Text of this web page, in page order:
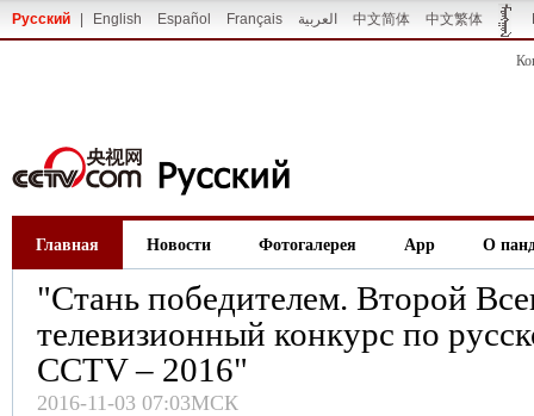
Русский English Español Français العربية 中文简体 中文繁体
Главная Новости Фотогалерея App О
"Стань победителем. Второй
телевизионный конкурс по
CCTV – 2016"
2016-11-03 07:03МСК